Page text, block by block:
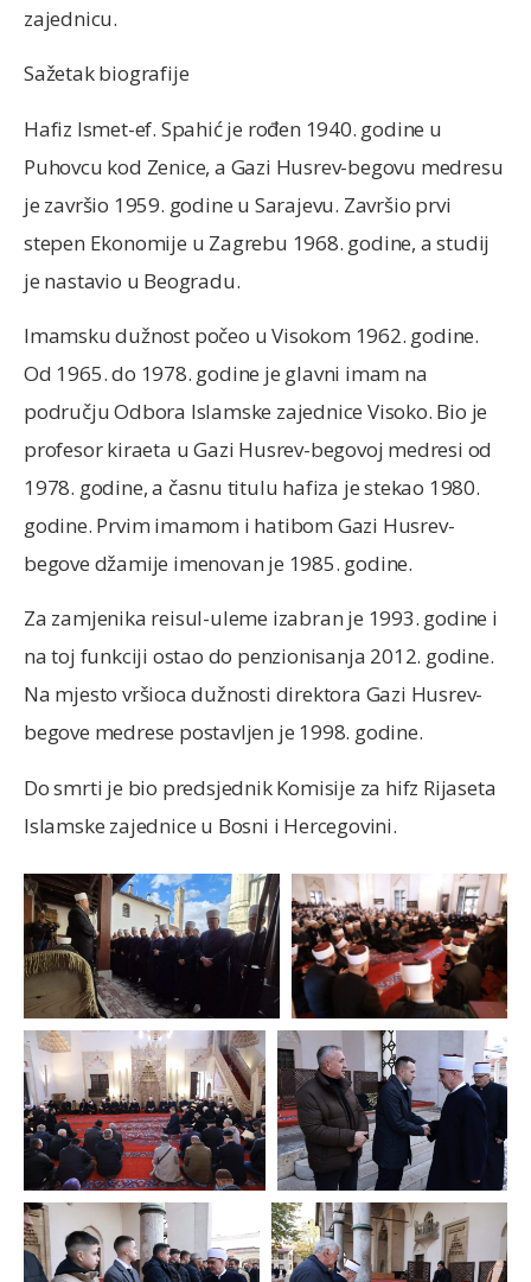
zajednicu.
Sažetak biografije
Hafiz Ismet-ef. Spahić je rođen 1940. godine u
Puhovcu kod Zenice, a Gazi Husrev-begovu medresu
je završio 1959. godine u Sarajevu. Završio prvi
stepen Ekonomije u Zagrebu 1968. godine, a studij
je nastavio u Beogradu.
Imamsku dužnost počeo u Visokom 1962. godine.
Od 1965. do 1978. godine je glavni imam na
području Odbora Islamske zajednice Visoko. Bio je
profesor kiraeta u Gazi Husrev-begovoj medresi od
1978. godine, a časnu titulu hafiza je stekao 1980.
godine. Prvim imamom i hatibom Gazi Husrev-
begove džamije imenovan je 1985. godine.
Za zamjenika reisul-uleme izabran je 1993. godine i
na toj funkciji ostao do penzionisanja 2012. godine.
Na mjesto vršioca dužnosti direktora Gazi Husrev-
begove medrese postavljen je 1998. godine.
Do smrti je bio predsjednik Komisije za hifz Rijaseta
Islamske zajednice u Bosni i Hercegovini.